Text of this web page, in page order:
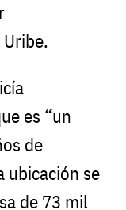
Uribe.
es “un
de
ubicación se
de 73 mil